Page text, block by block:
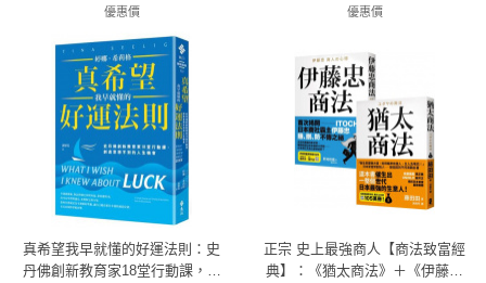
優惠價
79折 356元
你的思維與表達、創意與企劃、
優惠價
真希望我早就懂的好運法則：史
丹佛創新教育家18堂行動課，創
正宗 史上最強商人【商法致富經
典】：《猶太商法》＋《伊藤忠